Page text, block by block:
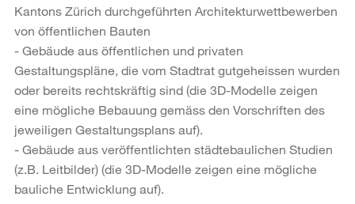
Kantons Zürich durchgeführten Architekturwettbewerben
von öffentlichen Bauten
- Gebäude aus öffentlichen und privaten
Gestaltungspläne, die vom Stadtrat gutgeheissen wurden
oder bereits rechtskräftig sind (die 3D-Modelle zeigen
eine mögliche Bebauung gemäss den Vorschriften des
jeweiligen Gestaltungsplans auf).
- Gebäude aus veröffentlichten städtebaulichen Studien
(z.B. Leitbilder) (die 3D-Modelle zeigen eine mögliche
bauliche Entwicklung auf).